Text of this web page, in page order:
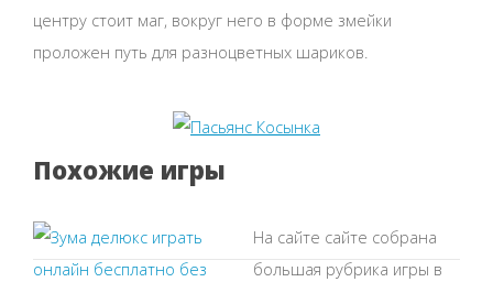
центру стоит маг, вокруг него в форме змейки
проложен путь для разноцветных шариков.
Похожие игры
На сайте сайте собрана
большая рубрика игры в